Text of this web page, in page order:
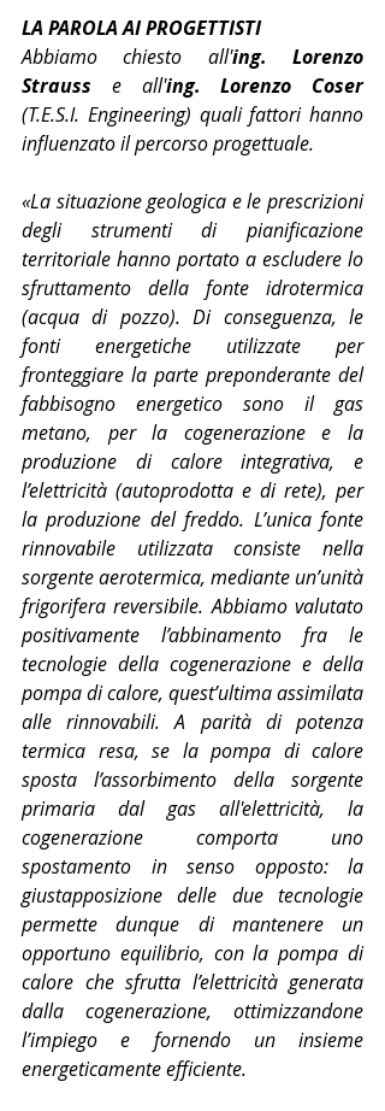
LA PAROLA AI PROGETTISTI
Abbiamo chiesto all'ing. Lorenzo
Strauss e all'ing. Lorenzo Coser
(T.E.S.I. Engineering) quali fattori hanno
influenzato il percorso progettuale.
«La situazione geologica e le prescrizioni
degli strumenti di pianificazione
territoriale hanno portato a escludere lo
sfruttamento della fonte idrotermica
(acqua di pozzo). Di conseguenza, le
fonti energetiche utilizzate per
fronteggiare la parte preponderante del
fabbisogno energetico sono il gas
metano, per la cogenerazione e la
produzione di calore integrativa, e
l’elettricità (autoprodotta e di rete), per
la produzione del freddo. L’unica fonte
rinnovabile utilizzata consiste nella
sorgente aerotermica, mediante un’unità
frigorifera reversibile. Abbiamo valutato
positivamente l’abbinamento fra le
tecnologie della cogenerazione e della
pompa di calore, quest’ultima assimilata
alle rinnovabili. A parità di potenza
termica resa, se la pompa di calore
sposta l’assorbimento della sorgente
primaria dal gas all'elettricità, la
cogenerazione comporta uno
spostamento in senso opposto: la
giustapposizione delle due tecnologie
permette dunque di mantenere un
opportuno equilibrio, con la pompa di
calore che sfrutta l’elettricità generata
dalla cogenerazione, ottimizzandone
l’impiego e fornendo un insieme
energeticamente efficiente.